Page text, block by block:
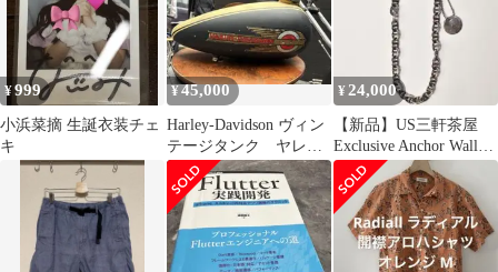
¥999
小浜菜摘 生誕衣装チェ
キ
¥45,000
Harley-Davidson ヴィン
テージタンク ヤレ加
工 マスタングタンク
¥24,000
【新品】US三軒茶屋
Exclusive Anchor Wallet
Chain